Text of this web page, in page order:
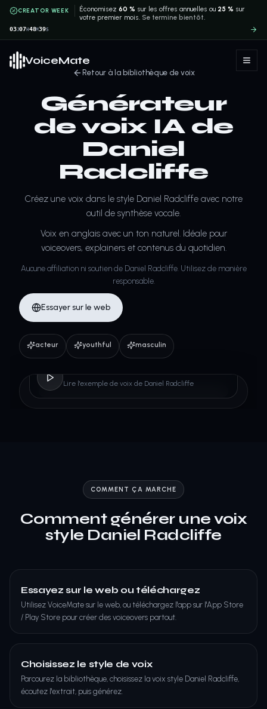
CREATOR WEEK Économisez60 % sur les offres annuelles ou 25 % sur
votre premier mois. Se termine bientôt.
03J07H 48M39S
VoiceMate
Retour à la bibliothèque de voix
Générateur
de voix IA de
Daniel
Radcliffe
Créez une voix dans le style Daniel Radcliffe avec notre
outil de synthèse vocale.
Voix en anglais avec un ton naturel. Idéale pour
voiceovers, explainers et contenus du quotidien.
Aucune affiliation ni soutien de Daniel Radcliffe. Utilisez de manière
responsable.
Essayer sur le web
acteur youthful masculin
Lire l'exemple de voix de Daniel Radcliffe
COMMENT ÇA MARCHE
Comment générer une voix
style Daniel Radcliffe
Essayez sur le web ou téléchargez
Utilisez VoiceMate sur le web, ou téléchargez l'app sur l'App Store
/ Play Store pour créer des voiceovers partout.
Choisissez le style de voix
Parcourez la bibliothèque, choisissez la voix style Daniel Radcliffe,
écoutez l'extrait, puis générez.